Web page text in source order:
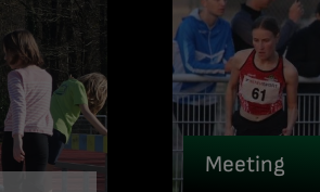
Meeting